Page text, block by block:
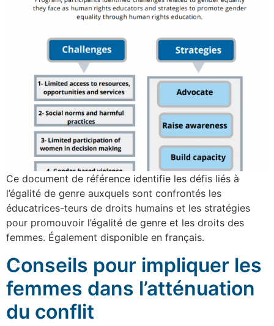
Ce document de référence identifie les défis liés à
l’égalité de genre auxquels sont confrontés les
éducatrices-teurs de droits humains et les stratégies
pour promouvoir l’égalité de genre et les droits des
femmes. Également disponible en français.
Conseils pour impliquer les
femmes dans l’atténuation
du conflit